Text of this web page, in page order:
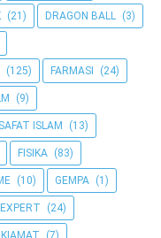
(21) DRAGON BALL (3)
(125) FARMASI (24)
(9)
ISLAM (13)
FISIKA (83)
(10) GEMPA (1)
(24)
KIAMAT (7)